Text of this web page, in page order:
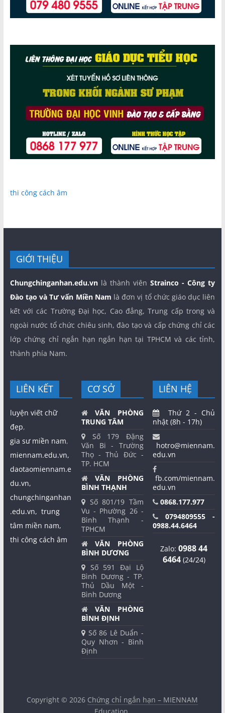
thi công cách âm
GIỚI THIỆU
Chungchinganhan.edu.vnlà thành viênStrainco - Công ty
Đào tạo và Tư vấn Miền Nam là đơn vị tổ chức giáo dục liên
kết với các Trường Đại học, Cao đẳng, Trung cấp trong và
ngoài nước tổ chức chiêu sinh, đào tạo và cấp chứng chỉ các
lớp chứng chỉ ngắn hạn ngắn hạn tại TPHCM và các tỉnh,
thành phía Nam.
LIÊN KẾT
luyện viết chữ
đẹp,
gia sư miền nam,
miennam.edu.vn,
daotaomiennam.e
du.vn,
chungchinganhan
.edu.vn, trung
tâm miền nam,
thi công cách âm
CƠ SỞ
VĂN PHÒNG
TRUNG TÂM
Số 179 Đặng
Văn Bi - Trường
Thọ - Thủ Đức -
TP. HCM
VĂN PHÒNG
BÌNH THẠNH
Số 801/19 Tầm
Vu - Phường 26 -
Bình Thạnh -
TPHCM
VĂN PHÒNG
BÌNH DƯƠNG
Số 591 Đại Lộ
Bình Dương - TP.
Thủ Dầu Một -
Bình Dương
VĂN PHÒNG
BÌNH ĐỊNH
Số 86 Lê Duẩn -
Quy Nhơn - Bình
Định
LIÊN HỆ
Thứ 2 - Chủ
nhật (8h - 17h)
hotro@miennam.
edu.vn
fb.com/miennam.
edu.vn
0868.177.977
0794809555 -
0988.44.6464
Zalo:0988 44
6464(24/24)
Copyright © 2026 Chứng chỉ ngắn hạn – MIENNAM